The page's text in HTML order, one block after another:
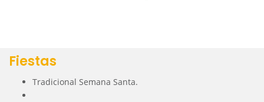
Fiestas
Tradicional Semana Santa.